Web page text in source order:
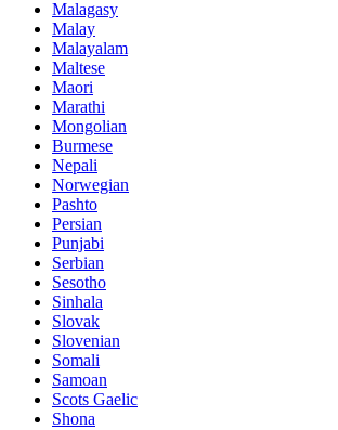
Malagasy
Malay
Malayalam
Maltese
Maori
Marathi
Mongolian
Burmese
Nepali
Norwegian
Pashto
Persian
Punjabi
Serbian
Sesotho
Sinhala
Slovak
Slovenian
Somali
Samoan
Scots Gaelic
Shona